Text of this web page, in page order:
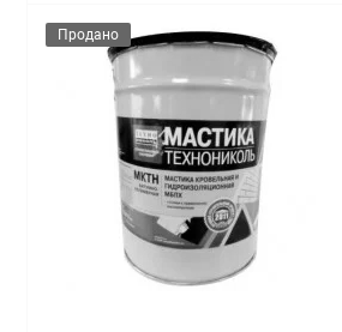
Продано